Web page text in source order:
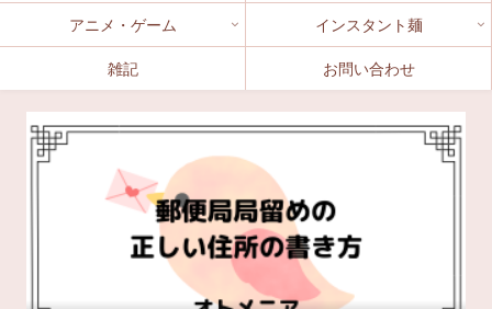
アニメ・ゲーム インスタント麺
雑記 お問い合わせ